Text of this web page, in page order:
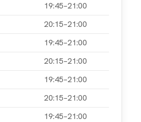
19:45–21:00
20:15–21:00
19:45–21:00
20:15–21:00
19:45–21:00
20:15–21:00
19:45–21:00